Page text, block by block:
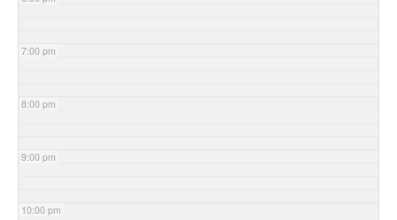
7:00 pm
8:00 pm
9:00 pm
10:00 pm